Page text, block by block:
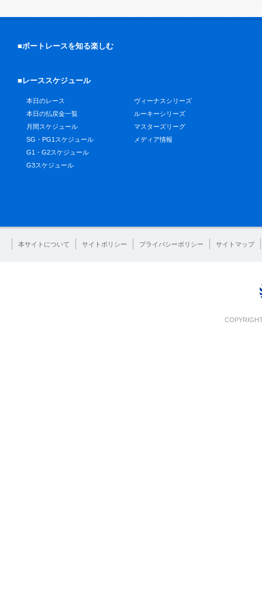
■ボートレースを知る楽しむ
■レーススケジュール
本日のレース
本日の払戻金一覧
月間スケジュール
SG・PG1スケジュール
G1・G2スケジュール
G3スケジュール
ヴィーナスシリーズ
ルーキーシリーズ
マスターズリーグ
メディア情報
本サイトについて サイトポリシー プライバシーポリシー サイトマップ